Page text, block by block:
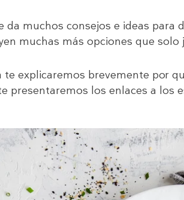
da muchos consejos e ideas para
muchas más opciones que solo
explicaremos brevemente por
presentaremos los enlaces a los